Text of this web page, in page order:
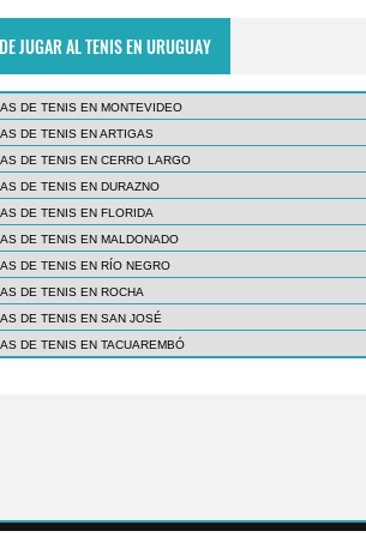
JUGAR AL TENIS EN URUGUAY
DE TENIS EN MONTEVIDEO
DE TENIS EN ARTIGAS
DE TENIS EN CERRO LARGO
DE TENIS EN DURAZNO
DE TENIS EN FLORIDA
DE TENIS EN MALDONADO
DE TENIS EN RÍO NEGRO
DE TENIS EN ROCHA
DE TENIS EN SAN JOSÉ
DE TENIS EN TACUAREMBÓ